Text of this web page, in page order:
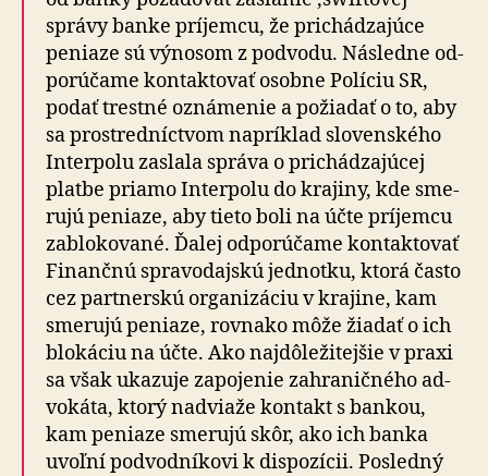
správy banke prí­jemcu, že pri­chá­dza­júce
peniaze sú vý­no­som z pod­vodu. Následne od­
po­rú­čame kon­tak­tovať osobne Políciu SR,
podať trestné ozná­menie a po­žia­dať o to, aby
sa prostred­níc­tvom napríklad slo­ven­ského
Inter­polu zaslala správa o pri­chá­dza­júcej
platbe priamo Inter­polu do kra­jiny, kde sme­
rujú peniaze, aby tieto boli na účte prí­jemcu
zablo­ko­vané. Ďalej od­po­rú­čame kon­tak­tovať
Fi­nan­čnú spra­vo­daj­skú jed­not­ku, ktorá často
cez partnerskú or­ga­ni­záciu v kra­jine, kam
sme­rujú peniaze, rov­nako môže žiadať o ich
blo­káciu na účte. Ako naj­dô­le­ži­tejšie v praxi
sa však uka­zuje za­po­jenie zahra­nič­ného ad­
vo­káta, ktorý nad­viaže kon­takt s bankou,
kam peniaze sme­rujú skôr, ako ich banka
uvoľní pod­vod­ní­kovi k dispo­zícii. Posledný